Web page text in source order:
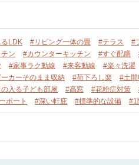
LDK #リビング一体の畳 #テラス #
ン #カウンターキッチン #すぐ配膳
#家事ラク動線 #来客動線 #楽々洗濯
カーそのまま収納 #荷下ろし楽 #土
入る子ども部屋 #高窓 #花粉症対策
ポート #深い軒庇 #標準的な設備 #1